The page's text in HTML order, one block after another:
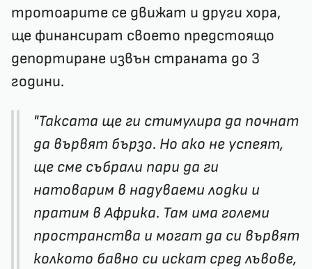
тротоарите се движат и други хора,
ще финансират своето предстоящо
депортиране извън страната до 3
години.
"Таксата ще ги стимулира да почнат
да вървят бързо. Но ако не успеят,
ще сме събрали пари да ги
натоварим в надуваеми лодки и
пратим в Африка. Там има големи
пространства и могат да си вървят
колкото бавно си искат сред лъвове,